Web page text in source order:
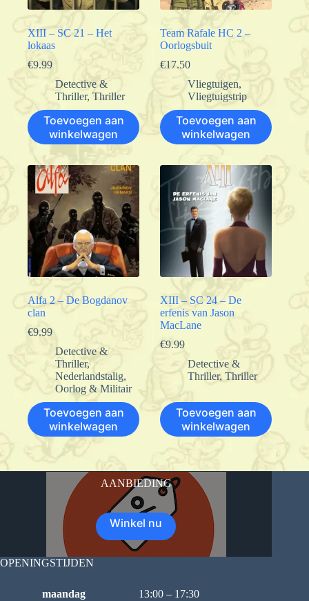
XIII – SC 21 – Het
lokaas
€9.99
Detective &
Thriller, Thriller
Toevoegen aan
winkelwagen
Team Rafale HC 2 –
Oorlogsbuit
€17.50
Vliegtuigen,
Vliegtuigstrip
Toevoegen aan
winkelwagen
Alfa 2 – De Bogdanov
clan
€9.99
Detective &
Thriller,
Nederlandstalig,
Oorlog & Militair
Toevoegen aan
winkelwagen
XIII – SC 24 – De
erfenis van Jason
MacLane
€9.99
Detective &
Thriller,Thriller
Toevoegen aan
winkelwagen
AANBIEDING
Winkel nu
OPENINGSTIJDEN
maandag 13:00 – 17:30